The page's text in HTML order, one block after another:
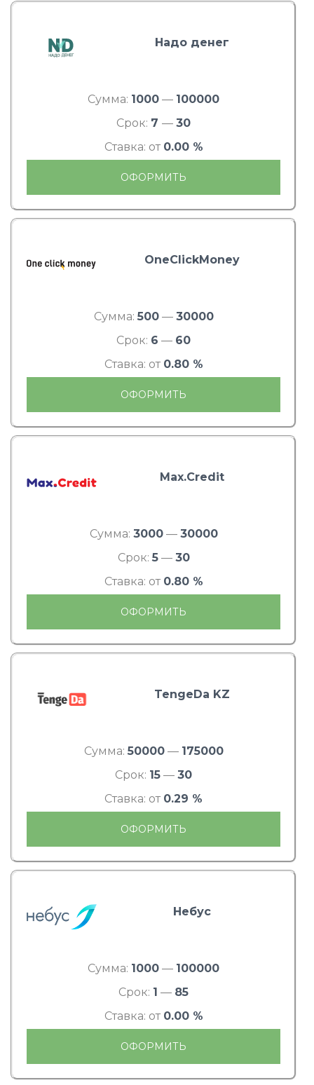
Надо денег
Сумма: 1000 — 100000
Срок: 7 — 30
Ставка: от 0.00 %
ОФОРМИТЬ
OneClickMoney
Сумма: 500— 30000
Срок: 6 — 60
Ставка: от 0.80 %
ОФОРМИТЬ
Max.Credit
Сумма: 3000— 30000
Срок: 5— 30
Ставка: от 0.80 %
ОФОРМИТЬ
TengeDa KZ
Сумма: 50000— 175000
Срок: 15 — 30
Ставка: от 0.29 %
ОФОРМИТЬ
Небус
Сумма: 1000 — 100000
Срок: 1 — 85
Ставка: от 0.00 %
ОФОРМИТЬ